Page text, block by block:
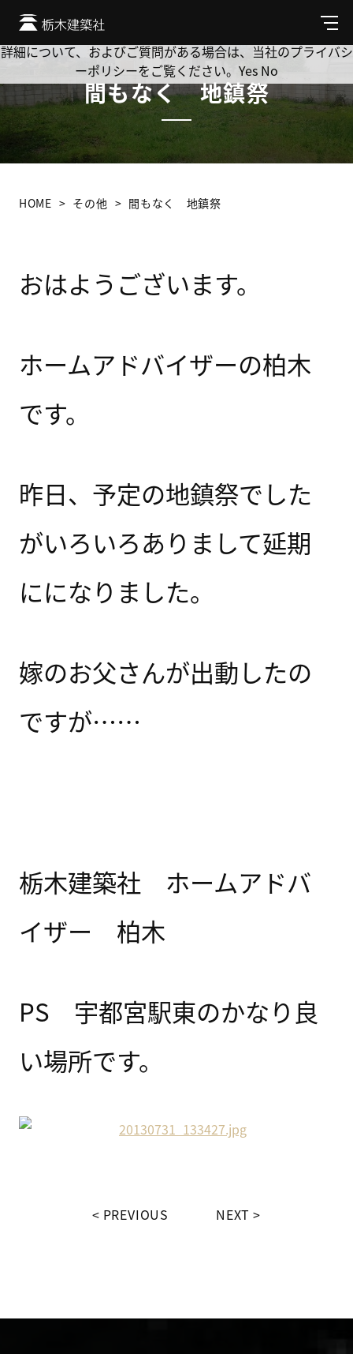
メ
ニ
ュ
間もなく 地鎮祭
HOME その他 間もなく 地鎮祭
おはようございます。
ホームアドバイザーの柏木
です。
昨日、予定の地鎮祭でした
がいろいろありまして延期
にになりました。
嫁のお父さんが出動したの
ですが……
栃木建築社 ホームアドバ
イザー 柏木
PS 宇都宮駅東のかなり良
い場所です。
PREVIOUS NEXT
Cookie を使用して、お客様の活動を追跡してもよろしいです
か? 当社ではお客様のプライバシーを極めて重視しています。
詳細について、およびご質問がある場合は、当社のプライバシ
ーポリシーをご覧ください。 Yes No